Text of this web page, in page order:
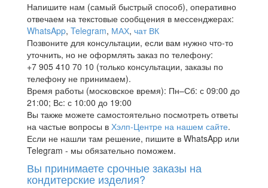
Напишите нам (самый быстрый способ), оперативно
отвечаем на текстовые сообщения в мессенджерах:
WhatsApp, Telegram, МАХ, чат ВК
Позвоните для консультации, если вам нужно что-то
уточнить, но не оформлять заказ по телефону:
+7 905 410 70 10 (только консультации, заказы по
телефону не принимаем).
Время работы (московское время): Пн–Сб: с 09:00 до
21:00; Вс: с 10:00 до 19:00
Вы также можете самостоятельно посмотреть ответы
на частые вопросы в Хэлп-Центре на нашем сайте.
Если не нашли там решение, пишите в WhatsApp или
Telegram - мы обязательно поможем.
Вы принимаете срочные заказы на
кондитерские изделия?